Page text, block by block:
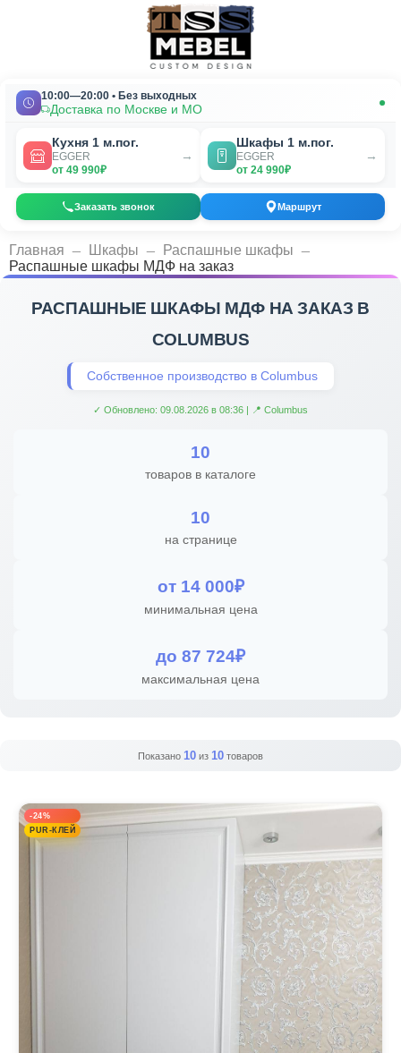
10:00—20:00 • Без выходных
Доставка по Москве и МО
Кухня 1 м.пог.
EGGER
от 49 990₽
→
Шкафы 1 м.пог.
EGGER
от 24 990₽
→
Заказать звонок Маршрут
Главная Шкафы Распашные шкафы
Распашные шкафы МДФ на заказ
РАСПАШНЫЕ ШКАФЫ МДФ НА ЗАКАЗ В
COLUMBUS
Собственное производство в Columbus
✓ Обновлено: 09.08.2026 в 08:36 | 📍 Columbus
10
товаров в каталоге
10
на странице
от 14 000₽
минимальная цена
до 87 724₽
максимальная цена
Показано 10 из 10 товаров
-24%
PUR-КЛЕЙ